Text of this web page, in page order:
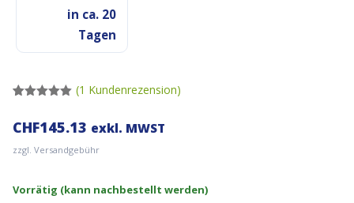
in ca. 20
Tagen
von 5,
auf
(1 Kundenrezension)
CHF145.13 exkl. MWST
zzgl. Versandgebühr
Vorrätig (kann nachbestellt werden)